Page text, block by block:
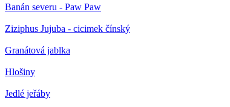
Banán severu - Paw Paw
Ziziphus Jujuba - cicimek čínský
Granátová jablka
Hlošiny
Jedlé jeřáby